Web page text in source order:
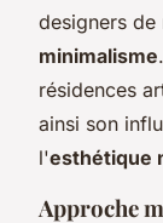
designers
minimalisme
résidences
ainsi son
l'esthétique
Approche